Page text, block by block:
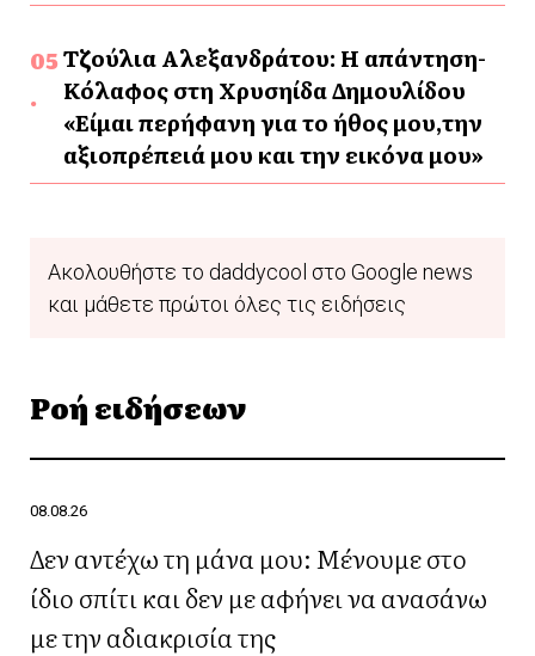
Τζούλια Αλεξανδράτου: Η απάντηση-
Κόλαφος στη Χρυσηίδα Δημουλίδου
«Είμαι περήφανη για το ήθος μου,την
αξιοπρέπειά μου και την εικόνα μου»
Ακολουθήστε το daddycool στο Google news
και μάθετε πρώτοι όλες τις ειδήσεις
Ροή ειδήσεων
08.08.26
Δεν αντέχω τη μάνα μου: Μένουμε στο
ίδιο σπίτι και δεν με αφήνει να ανασάνω
με την αδιακρισία της